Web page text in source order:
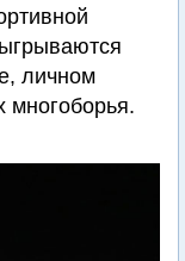
личном
многоборья.